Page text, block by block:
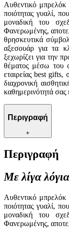
Αυθεντικό
ποιότητας γυαλί,
μοναδική του
Φανερωμένης,
θρησκευτικά
αξεσουάρ για τα
ξεχωρίζει για την
θέματος μέσω του
εταιρείας best gifts,
διαχρονική
καθημερινότητά
Περιγραφή
+
Περιγραφή
Με λίγα
Αυθεντικό
ποιότητας γυαλί,
μοναδική του
Φανερωμένης,